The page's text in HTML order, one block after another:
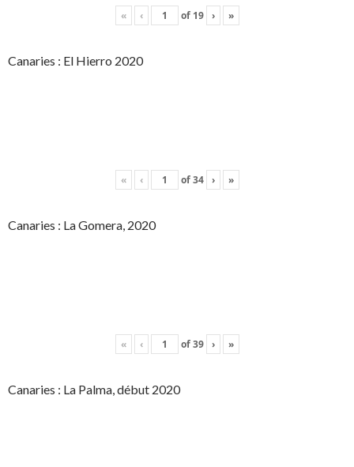
« ‹ of 19 › »
Canaries : El Hierro 2020
« ‹ of34 › »
Canaries : La Gomera, 2020
« ‹ of39 › »
Canaries : La Palma, début 2020